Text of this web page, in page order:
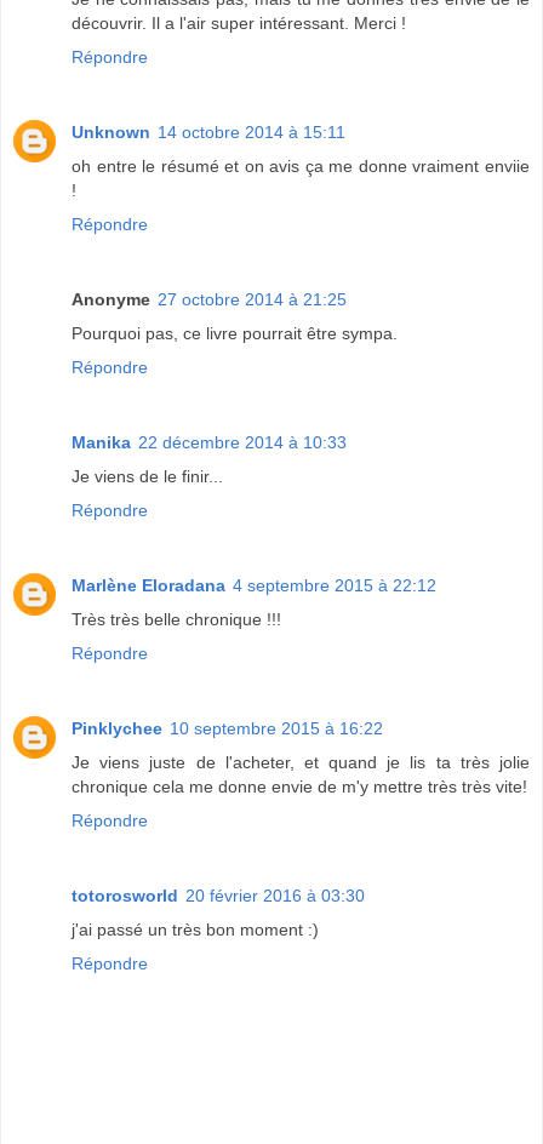
découvrir. Il a l'air super intéressant. Merci !
Répondre
Unknown 14 octobre 2014 à 15:11
oh entre le résumé et on avis ça me donne vraiment enviie
!
Répondre
Anonyme 27 octobre 2014 à 21:25
Pourquoi pas, ce livre pourrait être sympa.
Répondre
Manika 22 décembre 2014 à 10:33
Je viens de le finir...
Répondre
Marlène Eloradana 4 septembre 2015 à 22:12
Très très belle chronique !!!
Répondre
Pinklychee 10 septembre 2015 à 16:22
Je viens juste de l'acheter, et quand je lis ta très jolie
chronique cela me donne envie de m'y mettre très très vite!
Répondre
totorosworld 20 février 2016 à 03:30
j'ai passé un très bon moment :)
Répondre